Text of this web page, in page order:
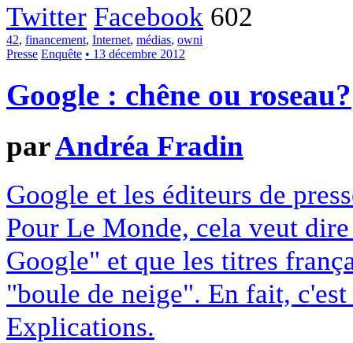
Twitter Facebook 602
42, financement, Internet, médias, owni
Presse Enquête • 13 décembre 2012
Google : chêne ou roseau?
parAndréa Fradin
Google et les éditeurs de
Pour Le Monde, cela veut
Google" et que les titres
"boule de neige". En fait,
Explications.